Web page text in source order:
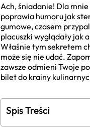
Ach, śniadanie! Dla
poprawia humoru jak
gumowe, czasem
placuszki wyglądały jak
Właśnie tym sekretem
może się nie udać.
zawsze odmieni Twoje
bilet do krainy
Spis Treści